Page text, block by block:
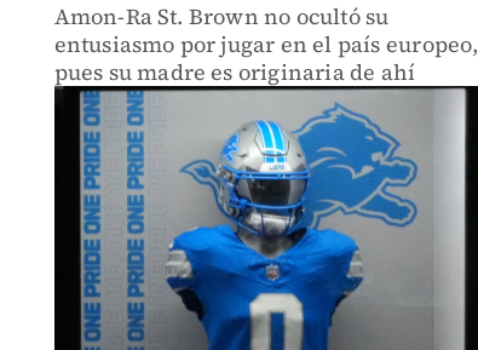
Amon-Ra St. Brown no ocultó su
entusiasmo por jugar en el país europeo,
pues su madre es originaria de ahí